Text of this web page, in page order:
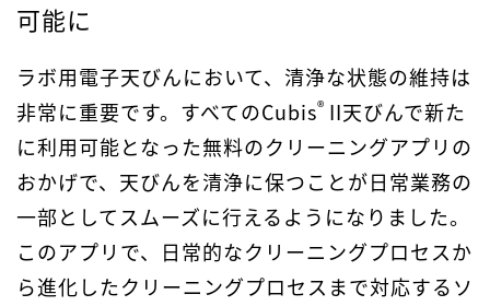
可能に
ラボ用電子天びんにおいて、清浄な状態の維持は
非常に重要です。すべてのCubis® II天びんで新た
に利用可能となった無料のクリーニングアプリの
おかげで、天びんを清浄に保つことが日常業務の
一部としてスムーズに行えるようになりました。
このアプリで、日常的なクリーニングプロセスか
ら進化したクリーニングプロセスまで対応するソ